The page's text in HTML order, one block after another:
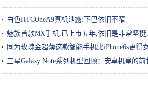
白色HTCOneA9真机泄露:下巴依旧不窄
魅族首款MX手机,已上市五年,依旧是非常坚挺
同为玫瑰金超薄这款智能手机比iPhone6s更得
三星Galaxy Note系列机型回顾：安卓机皇的前